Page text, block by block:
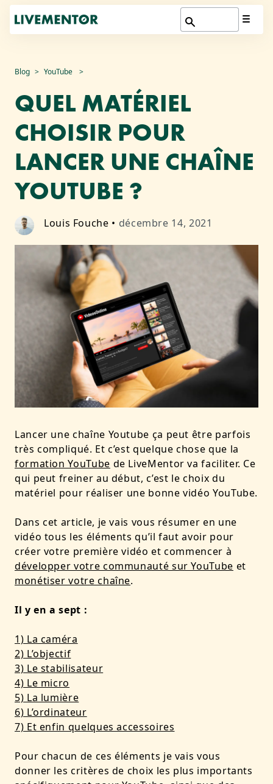
Aller
contenu
Blog YouTube
QUEL MATÉRIEL
CHOISIR POUR
LANCER UNE CHAÎNE
YOUTUBE ?
Louis Fouche • décembre 14, 2021
Lancer une chaîne Youtube ça peut être parfois
très compliqué. Et c’est quelque chose que la
formation YouTube de LiveMentor va faciliter. Ce
qui peut freiner au début, c’est le choix du
matériel pour réaliser une bonne vidéo YouTube.
Dans cet article, je vais vous résumer en une
vidéo tous les éléments qu’il faut avoir pour
créer votre première vidéo et commencer à
développer votre communauté sur YouTube et
monétiser votre chaîne.
Il y en a sept :
1) La caméra
2) L’objectif
3) Le stabilisateur
4) Le micro
5) La lumière
6) L’ordinateur
7) Et enfin quelques accessoires
Pour chacun de ces éléments je vais vous
donner les critères de choix les plus importants